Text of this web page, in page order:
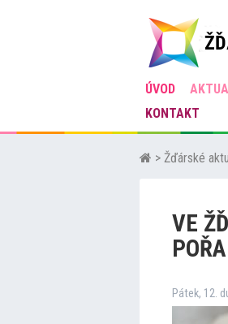
ÚVOD
KONTAKT
> Žďárské
VE
Pátek, 12.